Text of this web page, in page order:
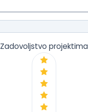
Zadovoljstvo projektima